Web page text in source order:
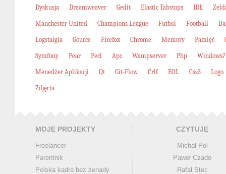
Dyskusja Dreamweaver Gedit Elastic Tabstops IDE
Manchester United Champions League Futbol Football
Logstalgia Gource Firefox Chrome Memory Pamięć
Symfony Pear Pecl Apc Wampserver Php Windows7
Menedżer Aplikacji Qt Git-Flow Crlf EOL Css3 Logo
Zdjęcia
MOJE PROJEKTY
Freelancer
Parentnik
Polska kadra bez żenady
CZYTUJĘ
Michał Pol
Paweł Czado
Rafał Stec